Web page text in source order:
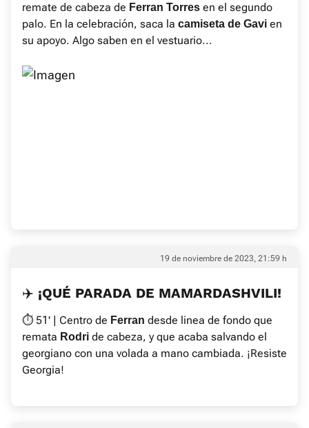
remate de cabeza de Ferran Torres en el segundo
palo. En la celebración, saca la camiseta de Gavi en
su apoyo. Algo saben en el vestuario...
19 de noviembre de 2023, 21:59 h
✈️ ¡QUÉ PARADA DE MAMARDASHVILI!
⏱ 51' | Centro de Ferran desde linea de fondo que
remata Rodri de cabeza, y que acaba salvando el
georgiano con una volada a mano cambiada. ¡Resiste
Georgia!